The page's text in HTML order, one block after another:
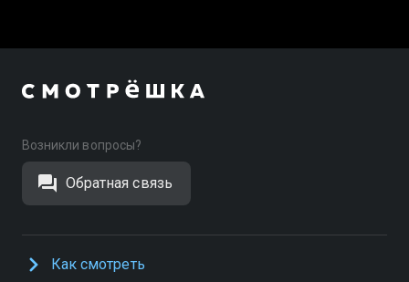
Возникли вопросы?
Обратная связь
Как смотреть